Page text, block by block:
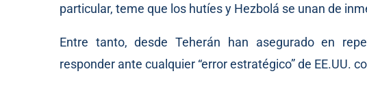
particular, teme que los hutíes y Hezbolá se unan de
Entre tanto, desde Teherán han asegurado en
responder ante cualquier “error estratégico” de EE.UU.